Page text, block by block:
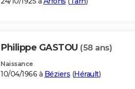
Philippe GASTOU (58 ans)
Naissance
10/04/1966 à Béziers (Hérault)